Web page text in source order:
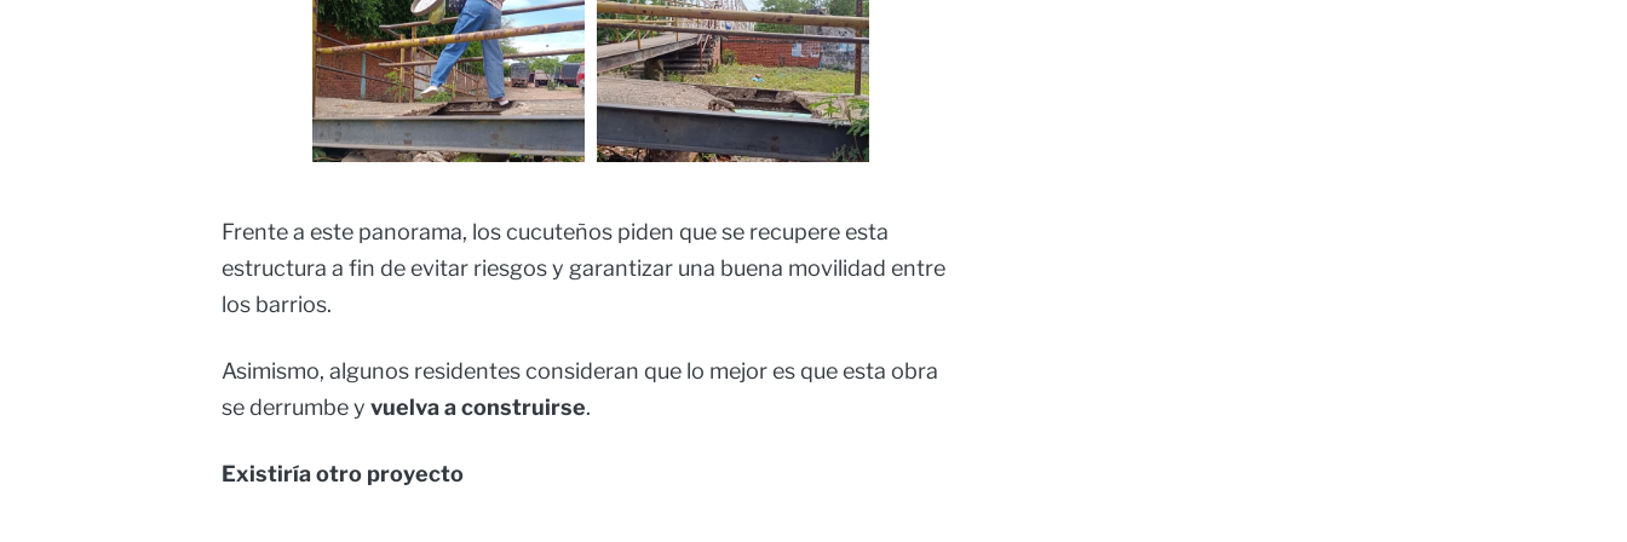
Frente a este panorama, los cucuteños piden que se recupere esta
estructura a fin de evitar riesgos y garantizar una buena movilidad entre
los barrios.
Asimismo, algunos residentes consideran que lo mejor es que esta obra
se derrumbe y vuelva a construirse.
Existiría otro proyecto